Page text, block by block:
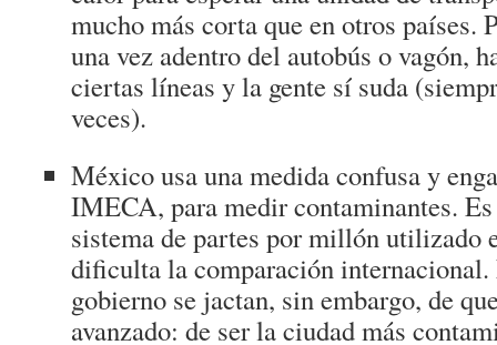
mucho más corta que en otros países.
una vez adentro del autobús o vagón,
ciertas líneas y la gente sí suda
veces).
México usa una medida confusa y
IMECA, para medir contaminantes.
sistema de partes por millón utilizado
dificulta la comparación internacional.
gobierno se jactan, sin embargo, de
avanzado: de ser la ciudad más